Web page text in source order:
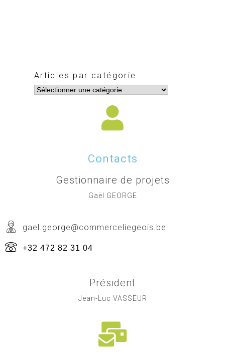
Articles par catégorie
Contacts
Gestionnaire de projets
Gaël GEORGE
gael.george@commerceliegeois.be
+32 472 82 31 04
Président
Jean-Luc VASSEUR